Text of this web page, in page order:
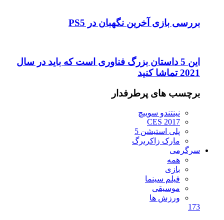
بررسی بازی آخرین نگهبان در PS5
این 5 داستان بزرگ فناوری است که باید در سال
2021 تماشا کنید
برچسب های پرطرفدار
نینتندو سوییچ
CES 2017
پلی استیشن 5
مارک زاکربرگ
سرگرمی
همه
بازی
فیلم سینما
موسیقی
ورزش ها
173